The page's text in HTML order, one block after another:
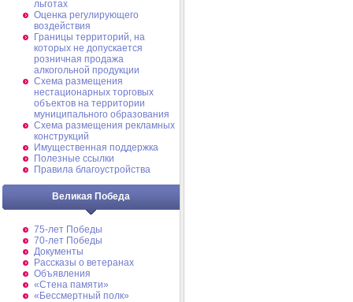
льготах
Оценка регулирующего
воздействия
Границы территорий, на
которых не допускается
розничная продажа
алкогольной продукции
Схема размещения
нестационарных торговых
объектов на территории
муниципального образования
Схема размещения рекламных
конструкций
Имущественная поддержка
Полезные ссылки
Правила благоустройства
Великая Победа
75-лет Победы
70-лет Победы
Документы
Рассказы о ветеранах
Объявления
«Стена памяти»
«Бессмертный полк»